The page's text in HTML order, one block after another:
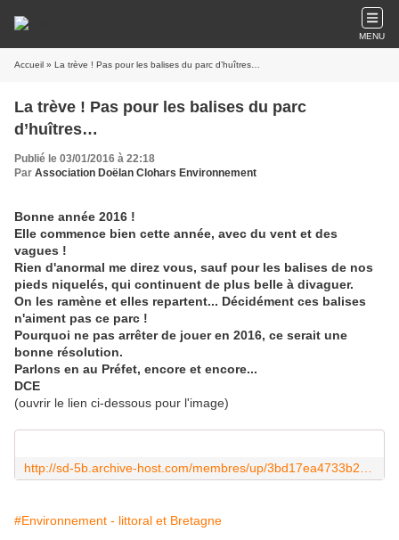
MENU
Accueil » La trève ! Pas pour les balises du parc d’huîtres…
La trève ! Pas pour les balises du parc
d’huîtres…
Publié le 03/01/2016 à 22:18
Par Association Doëlan Clohars Environnement
Bonne année 2016 !
Elle commence bien cette année, avec du vent et des
vagues !
Rien d'anormal me direz vous, sauf pour les balises de nos
pieds niquelés, qui continuent de plus belle à divaguer.
On les ramène et elles repartent... Décidément ces balises
n'aiment pas ce parc !
Pourquoi ne pas arrêter de jouer en 2016, ce serait une
bonne résolution.
Parlons en au Préfet, encore et encore...
DCE
(ouvrir le lien ci-dessous pour l'image)
#Environnement - littoral et Bretagne